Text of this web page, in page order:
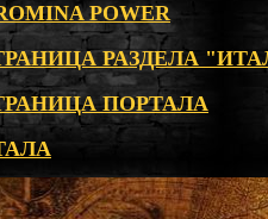
POWER
РАЗДЕЛА
ПОРТАЛА